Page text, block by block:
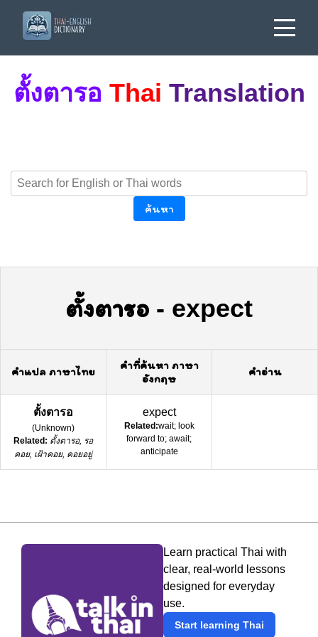
ตั้งตารอ Thai Translation
ค้นหา
ตั้งตารอ - expect
คำแปล ภาษาไทย
คำที่ค้นหา ภาษา
อังกฤษ
คำอ่าน
ตั้งตารอ
(Unknown)
Related: ตั้งตารอ, รอ
คอย, เฝ้าคอย, คอยอยู่
expect
Related:wait; look
forward to; await;
anticipate
Learn practical Thai with
clear, real-world lessons
designed for everyday
use.
Start learning Thai